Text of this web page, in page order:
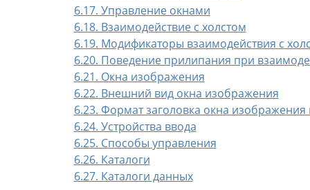
6.17. Управление окнами
6.18. Взаимодействие с холстом
6.19. Модификаторы взаимодействия с
6.20. Поведение прилипания при
6.21. Окна изображения
6.22. Внешний вид окна изображения
6.23. Формат заголовка окна изображения
6.24. Устройства ввода
6.25. Способы управления
6.26. Каталоги
6.27. Каталоги данных